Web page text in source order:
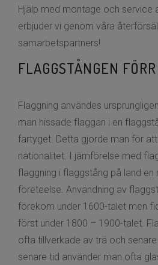
Hjälp med montage och service
erbjuder vi genom våra
samarbetspartners!
FLAGGSTÅNGEN
Flaggning användes
man hissade flaggan i en
fartyget. Detta gjorde man för
nationalitet. I jämförelse med
flaggning i flaggstång på land en
företeelse. Användning av
förekom under 1600-talet men
först under 1800 – 1900-talet.
ofta tillverkade av trä och
senare tid använder man ofta